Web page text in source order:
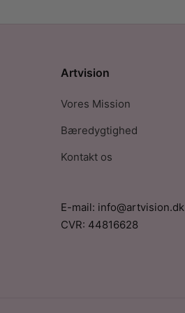
Artvision
Vores Mission
Bæredygtighed
Kontakt os
E-mail: info@artvision.dk
CVR: 44816628